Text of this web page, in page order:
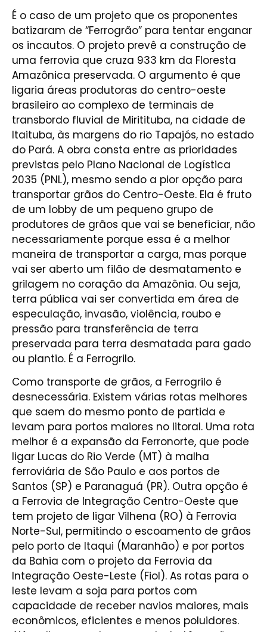
É o caso de um projeto que os proponentes
batizaram de “Ferrogrão” para tentar enganar
os incautos. O projeto prevê a construção de
uma ferrovia que cruza 933 km da Floresta
Amazônica preservada. O argumento é que
ligaria áreas produtoras do centro-oeste
brasileiro ao complexo de terminais de
transbordo fluvial de Miritituba, na cidade de
Itaituba, às margens do rio Tapajós, no estado
do Pará. A obra consta entre as prioridades
previstas pelo Plano Nacional de Logística
2035 (PNL), mesmo sendo a pior opção para
transportar grãos do Centro-Oeste. Ela é fruto
de um lobby de um pequeno grupo de
produtores de grãos que vai se beneficiar, não
necessariamente porque essa é a melhor
maneira de transportar a carga, mas porque
vai ser aberto um filão de desmatamento e
grilagem no coração da Amazônia. Ou seja,
terra pública vai ser convertida em área de
especulação, invasão, violência, roubo e
pressão para transferência de terra
preservada para terra desmatada para gado
ou plantio. É a Ferrogrilo.
Como transporte de grãos, a Ferrogrilo é
desnecessária. Existem várias rotas melhores
que saem do mesmo ponto de partida e
levam para portos maiores no litoral. Uma rota
melhor é a expansão da Ferronorte, que pode
ligar Lucas do Rio Verde (MT) à malha
ferroviária de São Paulo e aos portos de
Santos (SP) e Paranaguá (PR). Outra opção é
a Ferrovia de Integração Centro-Oeste que
tem projeto de ligar Vilhena (RO) à Ferrovia
Norte-Sul, permitindo o escoamento de grãos
pelo porto de Itaqui (Maranhão) e por portos
da Bahia com o projeto da Ferrovia da
Integração Oeste-Leste (Fiol). As rotas para o
leste levam a soja para portos com
capacidade de receber navios maiores, mais
econômicos, eficientes e menos poluidores.